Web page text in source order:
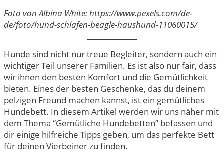
Foto von Albina White: https://www.pexels.com/de-
de/foto/hund-schlafen-beagle-haushund-11060015/
Hunde sind nicht nur treue Begleiter, sondern auch ein
wichtiger Teil unserer Familien. Es ist also nur fair, dass
wir ihnen den besten Komfort und die Gemütlichkeit
bieten. Eines der besten Geschenke, das du deinem
pelzigen Freund machen kannst, ist ein gemütliches
Hundebett. In diesem Artikel werden wir uns näher mit
dem Thema “Gemütliche Hundebetten” befassen und
dir einige hilfreiche Tipps geben, um das perfekte Bett
für deinen Vierbeiner zu finden.